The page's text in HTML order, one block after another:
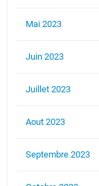
Mai 2023
Juin 2023
Juillet 2023
Aout 2023
Septembre 2023